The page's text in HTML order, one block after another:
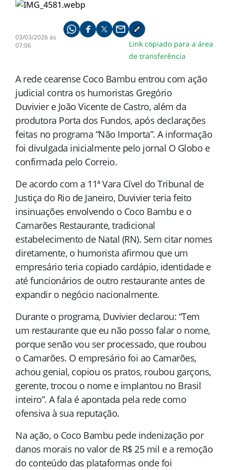
03/03/2026 às
07:06
Compartilhe pelo whatsapp
Compartilhar no facebook
Compartilhar no twitter
Compartilhe pelo email
Copiar link da notícia
Link copiado para a área
de transferência
A rede cearense Coco Bambu entrou com ação
judicial contra os humoristas Gregório
Duviviere João Vicente de Castro, além da
produtora Porta dos Fundos, após declarações
feitas no programa “Não Importa”. A informação
foi divulgada inicialmente pelo jornal O Globo e
confirmada pelo Correio.
De acordo com a 11ª Vara Cível do Tribunal de
Justiça do Rio de Janeiro, Duvivier teria feito
insinuações envolvendo o Coco Bambu e o
Camarões Restaurante, tradicional
estabelecimento de Natal (RN). Sem citar nomes
diretamente, o humorista afirmou que um
empresário teria copiado cardápio, identidade e
até funcionários de outro restaurante antes de
expandir o negócio nacionalmente.
Durante o programa, Duvivier declarou: “Tem
um restaurante que eu não posso falar o nome,
porque senão vou ser processado, que roubou
o Camarões. O empresário foi ao Camarões,
achou genial, copiou os pratos, roubou garçons,
gerente, trocou o nome e implantou no Brasil
inteiro”. A fala é apontada pela rede como
ofensiva à sua reputação.
Na ação, o Coco Bambu pede indenização por
danos morais no valor de R$ 25 mil e a remoção
do conteúdo das plataformas onde foi